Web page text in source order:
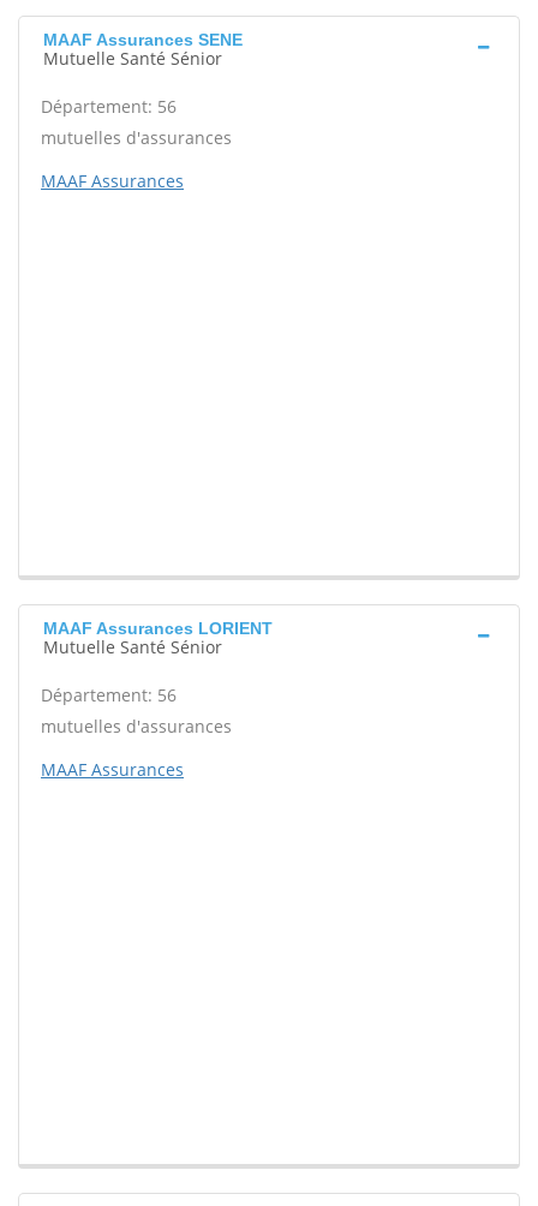
MAAF Assurances SENE
Mutuelle Santé Sénior
Département: 56
mutuelles d'assurances
MAAF Assurances
MAAF Assurances LORIENT
Mutuelle Santé Sénior
Département: 56
mutuelles d'assurances
MAAF Assurances